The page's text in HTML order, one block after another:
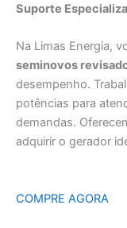
Suporte
Na Limas Energia,
seminovos
desempenho.
potências para
demandas.
adquirir o gerador
COMPRE AGORA